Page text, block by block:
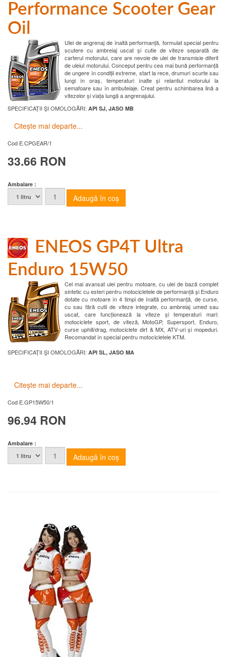
Performance Scooter Gear
Oil
Ulei de angrenaj de înaltă performanță, formulat special pentru
scutere cu ambreiaj uscat și cutie de viteze separată de
carterul motorului, care are nevoie de ulei de transmisie diferit
de uleiul motorului. Conceput pentru cea mai bună performanță
de ungere în condiții extreme, start la rece, drumuri scurte sau
lungi în oraș, temperaturi înalte și relantiul motorului la
semafoare sau în ambuteiaje. Creat pentru schimbarea lină a
vitezelor și viața lungă a angrenajului.
SPECIFICAȚII ŞI OMOLOGĂRI: API SJ, JASO MB
Citește mai departe...
Cod E.CPGEAR/1
33.66 RON
Ambalare :
ENEOS GP4T Ultra
Enduro 15W50
Cel mai avansat ulei pentru motoare, cu ulei de bază complet
sintetic cu esteri pentru motocicletele de performanță și Enduro
dotate cu motoare în 4 timpi de înaltă performanță, de curse,
cu sau fără cutii de viteze integrate, cu ambreiaj umed sau
uscat, care funcționează la viteze și temperaturi mari:
motociclete sport, de viteză, MotoGP, Supersport, Enduro,
curse uphill/drag, motociclete dirt & MX, ATV-uri și mopeduri.
Recomandat în special pentru motocicletele KTM.
SPECIFICAȚII ŞI OMOLOGĂRI: API SL, JASO MA
Citește mai departe...
Cod E.GP15W50/1
96.94 RON
Ambalare :